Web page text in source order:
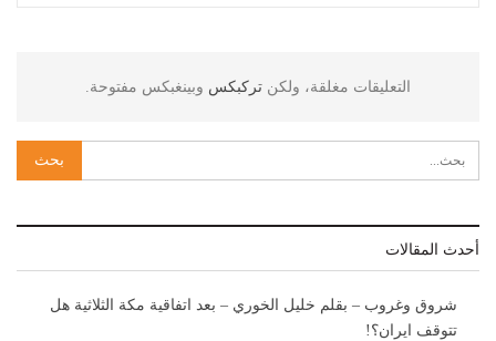
التعليقات مغلقة، ولكن تركبكس وبينغبكس مفتوحة.
أحدث المقالات
شروق وغروب – بقلم خليل الخوري – بعد اتفاقية مكة الثلاثية هل
تتوقف ايران؟!